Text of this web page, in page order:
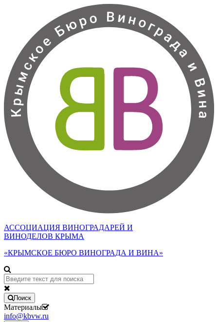
АССОЦИАЦИЯ ВИНОГРАДАРЕЙ И
ВИНОДЕЛОВ КРЫМА
«КРЫМСКОЕ БЮРО ВИНОГРАДА И ВИНА»
Поиск
Материалы
info@kbvw.ru